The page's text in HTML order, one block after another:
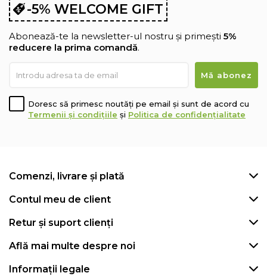
-5% WELCOME GIFT
Abonează-te la newsletter-ul nostru și primești 5%
reducere la prima comandă.
Doresc să primesc noutăți pe email și sunt de acord cu
Termenii și condițiile și Politica de confidențialitate
Comenzi, livrare și plată
Contul meu de client
Retur și suport clienți
Află mai multe despre noi
Informații legale